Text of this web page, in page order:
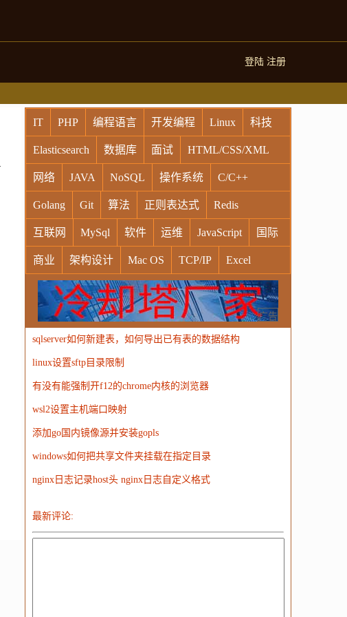
登陆 注册
IT PHP 编程语言 开发编程 Linux 科技
Elasticsearch 数据库 面试 HTML/CSS/XML
网络 JAVA NoSQL 操作系统 C/C++
Golang Git 算法 正则表达式 Redis
互联网 MySql 软件 运维 JavaScript 国际
商业 架构设计 Mac OS TCP/IP Excel
Windows Oracle Socket VR Vim
MongoDB 运营 Python MemCache 硬件
电子 娱乐 设计 摄影 nginx 游戏
WordPress HTTP
广告
sqlserver如何新建表，如何导出已有表的数据结构
linux设置sftp目录限制
有没有能强制开f12的chrome内核的浏览器
wsl2设置主机端口映射
添加go国内镜像源并安装gopls
windows如何把共享文件夹挂载在指定目录
nginx日志记录host头 nginx日志自定义格式
最新评论: